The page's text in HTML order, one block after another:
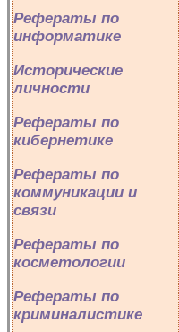
Рефераты по
информатике
Исторические
личности
Рефераты по
кибернетике
Рефераты по
коммуникации и
связи
Рефераты по
косметологии
Рефераты по
криминалистике